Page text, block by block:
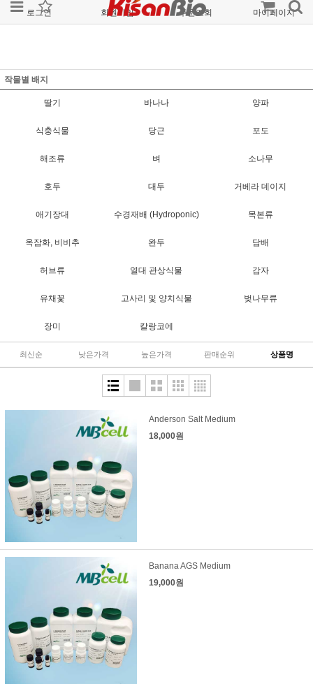
로그인 회원가입 주문조회 마이페이지
작물별 배지
딸기 바나나 양파
식충식물 당근 포도
해조류 벼 소나무
호두 대두 거베라 데이지
애기장대 수경재배 (Hydroponic) 목본류
옥잠화, 비비추 완두 담배
허브류 열대 관상식물 감자
유채꽃 고사리 및 양치식물 벚나무류
장미 칼랑코에
최신순 낮은가격 높은가격 판매순위 상품명
Anderson Salt Medium
18,000원
Banana AGS Medium
19,000원